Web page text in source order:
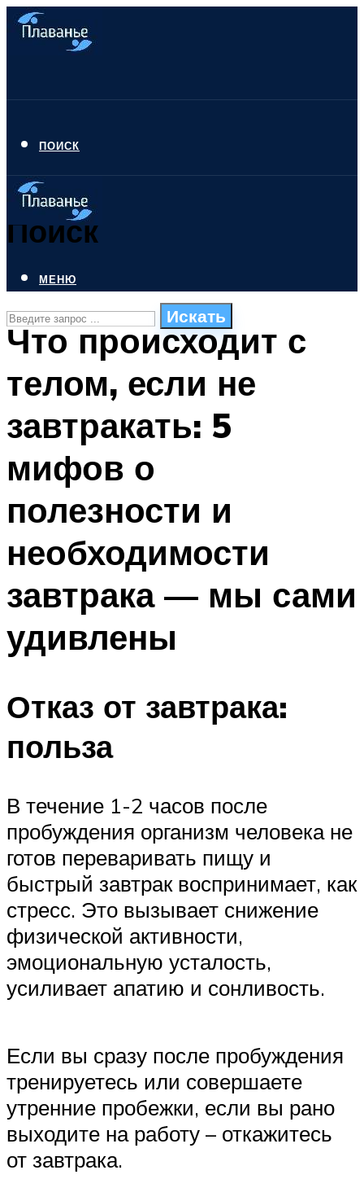
ПОИСК
Поиск
Искать
СТИЛИ ПЛАВАНЬЯ
ПЛАВАНЬЕ ДЛЯ ДЕТЕЙ
БАССЕЙН ДЛЯ ДОМА
ОЧИСТКА БАССЕЙНОВ
МЕНЮ
МЕНЮ
Что происходит с
телом, если не
завтракать: 5
мифов о
полезности и
необходимости
завтрака — мы сами
удивлены
Отказ от завтрака:
польза
В течение 1-2 часов после
пробуждения организм человека не
готов переваривать пищу и
быстрый завтрак воспринимает, как
стресс. Это вызывает снижение
физической активности,
эмоциональную усталость,
усиливает апатию и сонливость.
Если вы сразу после пробуждения
тренируетесь или совершаете
утренние пробежки, если вы рано
выходите на работу – откажитесь
от завтрака.